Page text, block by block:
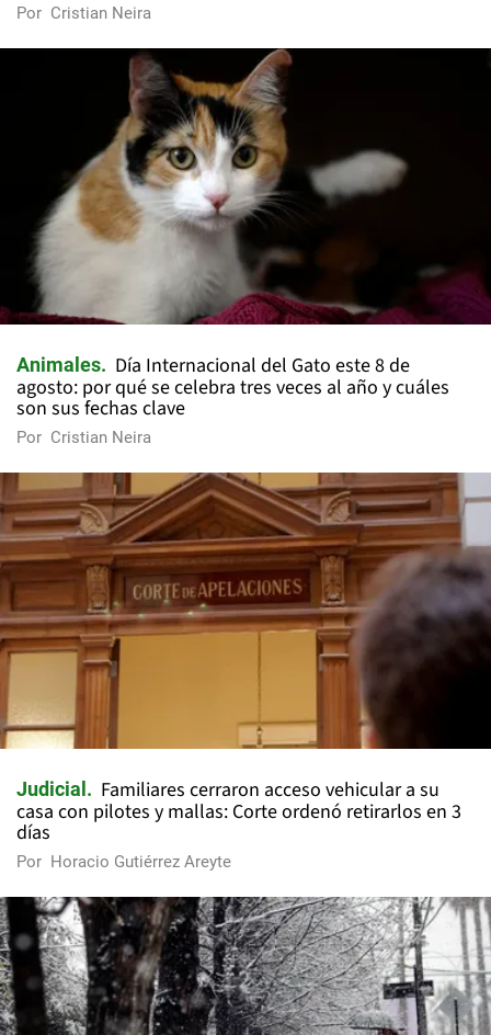
Por Cristian Neira
Animales
Día Internacional del Gato este 8 de
agosto: por qué se celebra tres veces al año y cuáles
son sus fechas clave
Por Cristian Neira
Judicial
Familiares cerraron acceso vehicular a su
casa con pilotes y mallas: Corte ordenó retirarlos en 3
días
Por Horacio Gutiérrez Areyte